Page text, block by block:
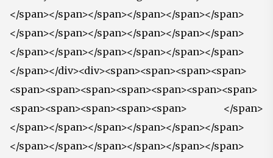
</span></span></span></span></span></span>
</span></span></span></span></span></span>
</span></span></span></span></span></span>
</span></div><div><span><span><span><span>
<span><span><span><span><span><span><span>
<span><span><span><span><span> </span>
</span></span></span></span></span></span>
</span></span></span></span></span></span>